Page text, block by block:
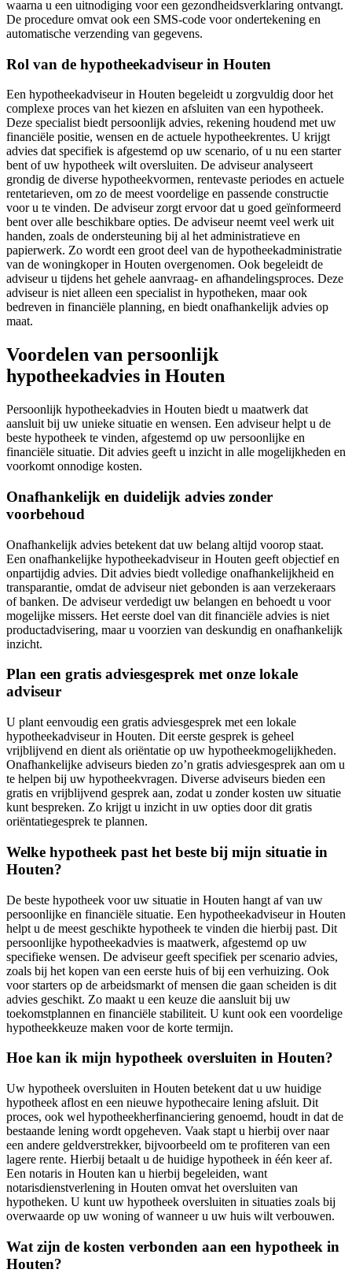
waarna u een uitnodiging voor een gezondheidsverklaring ontvangt.
De procedure omvat ook een SMS-code voor ondertekening en
automatische verzending van gegevens.
Rol van de hypotheekadviseur in Houten
Een hypotheekadviseur in Houten begeleidt u zorgvuldig door het
complexe proces van het kiezen en afsluiten van een hypotheek.
Deze specialist biedt persoonlijk advies, rekening houdend met uw
financiële positie, wensen en de actuele hypotheekrentes. U krijgt
advies dat specifiek is afgestemd op uw scenario, of u nu een starter
bent of uw hypotheek wilt oversluiten. De adviseur analyseert
grondig de diverse hypotheekvormen, rentevaste periodes en actuele
rentetarieven, om zo de meest voordelige en passende constructie
voor u te vinden. De adviseur zorgt ervoor dat u goed geïnformeerd
bent over alle beschikbare opties. De adviseur neemt veel werk uit
handen, zoals de ondersteuning bij al het administratieve en
papierwerk. Zo wordt een groot deel van de hypotheekadministratie
van de woningkoper in Houten overgenomen. Ook begeleidt de
adviseur u tijdens het gehele aanvraag- en afhandelingsproces. Deze
adviseur is niet alleen een specialist in hypotheken, maar ook
bedreven in financiële planning, en biedt onafhankelijk advies op
maat.
Voordelen van persoonlijk
hypotheekadvies in Houten
Persoonlijk hypotheekadvies in Houten biedt u maatwerk dat
aansluit bij uw unieke situatie en wensen. Een adviseur helpt u de
beste hypotheek te vinden, afgestemd op uw persoonlijke en
financiële situatie. Dit advies geeft u inzicht in alle mogelijkheden en
voorkomt onnodige kosten.
Onafhankelijk en duidelijk advies zonder
voorbehoud
Onafhankelijk advies betekent dat uw belang altijd voorop staat.
Een onafhankelijke hypotheekadviseur in Houten geeft objectief en
onpartijdig advies. Dit advies biedt volledige onafhankelijkheid en
transparantie, omdat de adviseur niet gebonden is aan verzekeraars
of banken. De adviseur verdedigt uw belangen en behoedt u voor
mogelijke missers. Het eerste doel van dit financiële advies is niet
productadvisering, maar u voorzien van deskundig en onafhankelijk
inzicht.
Plan een gratis adviesgesprek met onze lokale
adviseur
U plant eenvoudig een gratis adviesgesprek met een lokale
hypotheekadviseur in Houten. Dit eerste gesprek is geheel
vrijblijvend en dient als oriëntatie op uw hypotheekmogelijkheden.
Onafhankelijke adviseurs bieden zo’n gratis adviesgesprek aan om u
te helpen bij uw hypotheekvragen. Diverse adviseurs bieden een
gratis en vrijblijvend gesprek aan, zodat u zonder kosten uw situatie
kunt bespreken. Zo krijgt u inzicht in uw opties door dit gratis
oriëntatiegesprek te plannen.
Welke hypotheek past het beste bij mijn situatie in
Houten?
De beste hypotheek voor uw situatie in Houten hangt af van uw
persoonlijke en financiële situatie. Een hypotheekadviseur in Houten
helpt u de meest geschikte hypotheek te vinden die hierbij past. Dit
persoonlijke hypotheekadvies is maatwerk, afgestemd op uw
specifieke wensen. De adviseur geeft specifiek per scenario advies,
zoals bij het kopen van een eerste huis of bij een verhuizing. Ook
voor starters op de arbeidsmarkt of mensen die gaan scheiden is dit
advies geschikt. Zo maakt u een keuze die aansluit bij uw
toekomstplannen en financiële stabiliteit. U kunt ook een voordelige
hypotheekkeuze maken voor de korte termijn.
Hoe kan ik mijn hypotheek oversluiten in Houten?
Uw hypotheek oversluiten in Houten betekent dat u uw huidige
hypotheek aflost en een nieuwe hypothecaire lening afsluit. Dit
proces, ook wel hypotheekherfinanciering genoemd, houdt in dat de
bestaande lening wordt opgeheven. Vaak stapt u hierbij over naar
een andere geldverstrekker, bijvoorbeeld om te profiteren van een
lagere rente. Hierbij betaalt u de huidige hypotheek in één keer af.
Een notaris in Houten kan u hierbij begeleiden, want
notarisdienstverlening in Houten omvat het oversluiten van
hypotheken. U kunt uw hypotheek oversluiten in situaties zoals bij
overwaarde op uw woning of wanneer u uw huis wilt verbouwen.
Wat zijn de kosten verbonden aan een hypotheek in
Houten?